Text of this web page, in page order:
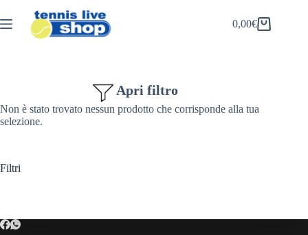
al
contenuto
Carrello
0,00€
Apri filtro
Non è stato trovato nessun prodotto che corrisponde alla tua
selezione.
Filtri